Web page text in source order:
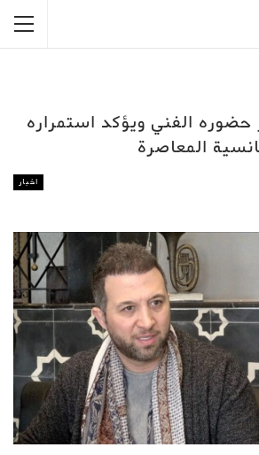
حضوره الفني ويؤكد استمراره
المعاصرة
اخبار